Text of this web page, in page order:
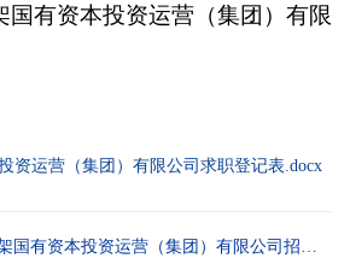
国有资本投资运营（集团）有限
资运营（集团）有限公司求职登记表.docx